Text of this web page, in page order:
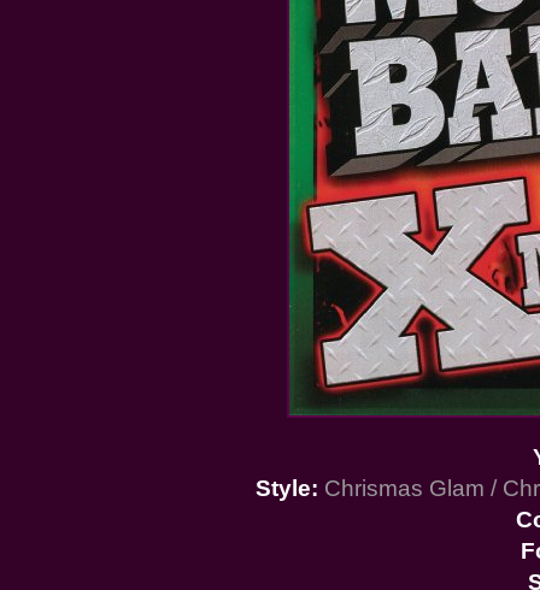
Style: Chrismas Glam /